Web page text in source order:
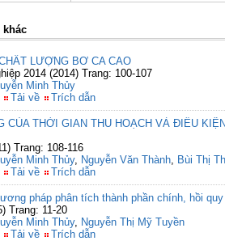
khác
LƯỢNG BƠ CA CAO
2014 (2014) Trang: 100-107
Minh Thủy
Tải về Trích dẫn
CỦA THỜI GIAN THU HOẠCH VÀ ĐIỀU
Trang: 108-116
Minh Thủy, Nguyễn Văn Thành, Bùi Thị
Tải về Trích dẫn
pháp phân tích thành phần chính, hồi
Trang: 11-20
Minh Thủy, Nguyễn Thị Mỹ Tuyền
Tải về Trích dẫn